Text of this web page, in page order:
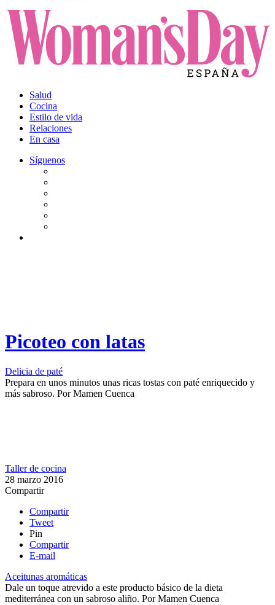
Salud
Cocina
Estilo de vida
Relaciones
En casa
Síguenos
Picoteo con latas
Delicia de paté
Prepara en unos minutos unas ricas tostas con paté enriquecido y
más sabroso. PorMamen Cuenca
Taller de cocina
28 marzo 2016
Compartir
Compartir
Tweet
Pin
Compartir
E-mail
Aceitunas aromáticas
Dale un toque atrevido a este producto básico de la dieta
mediterránea con un sabroso aliño. PorMamen Cuenca